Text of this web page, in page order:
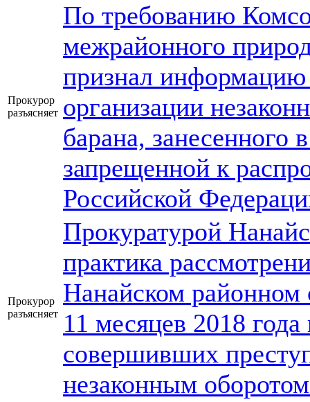
Прокурор
разъясняет
По требованию
межрайонного
признал информацию
организации
барана,
запрещенной к
Российской
Прокурор
разъясняет
Прокуратурой
практика
Нанайском районном
11 месяцев 2018
совершивших
незаконным